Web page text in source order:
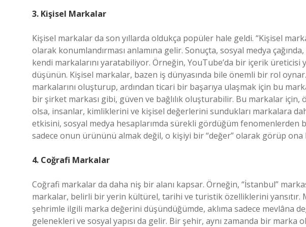
3. Kişisel Markalar
Kişisel markalar da son yıllarda oldukça popüler hale geldi. “Kişisel
olarak konumlandırması anlamına gelir. Sonuçta, sosyal medya
kendi markalarını yaratabiliyor. Örneğin, YouTube’da bir içerik üreticisi
düşünün. Kişisel markalar, bazen iş dünyasında bile önemli bir rol
markalarını oluşturup, ardından ticari bir başarıya ulaşmak için bu
bir şirket markası gibi, güven ve bağlılık oluşturabilir. Bu markalar
olsa, insanlar, kimliklerini ve kişisel değerlerini sundukları markalara
etkisini, sosyal medya hesaplarımda sürekli gördüğüm fenomenlerden
sadece onun ürününü almak değil, o kişiyi bir “değer” olarak görüp ona
4. Coğrafi Markalar
Coğrafi markalar da daha niş bir alanı kapsar. Örneğin, “İstanbul”
markalar, belirli bir yerin kültürel, tarihi ve turistik özelliklerini yansıtır.
şehrimle ilgili marka değerini düşündüğümde, aklıma sadece mevlâna
gelenekleri ve sosyal yapısı da gelir. Bir şehir, aynı zamanda bir marka